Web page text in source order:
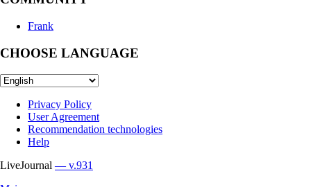
Frank
CHOOSE LANGUAGE
Privacy Policy
User Agreement
Recommendation technologies
Help
LiveJournal — v.931